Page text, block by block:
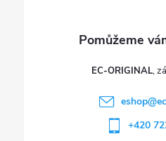
EC-ORIGINAL
eshop@
+420